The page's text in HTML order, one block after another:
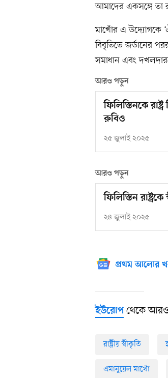
আমাদের একসঙ্গে তা
মাখোঁর এ উদ্যোগকে
বিবৃতিতে জর্ডানের
সমাধান এবং
আরও পড়ুন
ফিলিস্তিনকে
রুবিও
২৫ জুলাই ২০২৫
আরও পড়ুন
ফিলিস্তিন
২৪ জুলাই ২০২৫
প্রথম আলোর
ইউরোপথেকে
রাষ্ট্রীয় স্বীকৃতি
এমানুয়েল মাখোঁ